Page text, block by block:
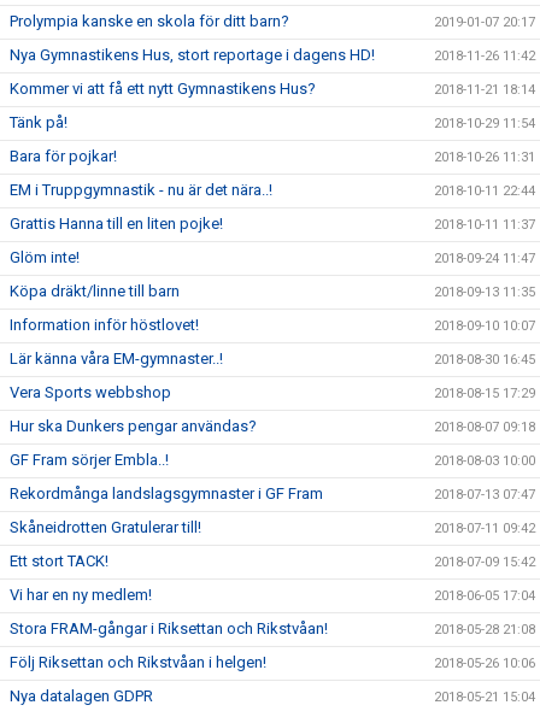
Prolympia kanske en skola för ditt barn? 2019-01-07 20:17
Nya Gymnastikens Hus, stort reportage i dagens HD! 2018-11-26 11:42
Kommer vi att få ett nytt Gymnastikens Hus? 2018-11-21 18:14
Tänk på! 2018-10-29 11:54
Bara för pojkar! 2018-10-26 11:31
EM i Truppgymnastik - nu är det nära..! 2018-10-11 22:44
Grattis Hanna till en liten pojke! 2018-10-11 11:37
Glöm inte! 2018-09-24 11:47
Köpa dräkt/linne till barn 2018-09-13 11:35
Information inför höstlovet! 2018-09-10 10:07
Lär känna våra EM-gymnaster..! 2018-08-30 16:45
Vera Sports webbshop 2018-08-15 17:29
Hur ska Dunkers pengar användas? 2018-08-07 09:18
GF Fram sörjer Embla..! 2018-08-03 10:00
Rekordmånga landslagsgymnaster i GF Fram 2018-07-13 07:47
Skåneidrotten Gratulerar till! 2018-07-11 09:42
Ett stort TACK! 2018-07-09 15:42
Vi har en ny medlem! 2018-06-05 17:04
Stora FRAM-gångar i Riksettan och Rikstvåan! 2018-05-28 21:08
Följ Riksettan och Rikstvåan i helgen! 2018-05-26 10:06
Nya datalagen GDPR 2018-05-21 15:04